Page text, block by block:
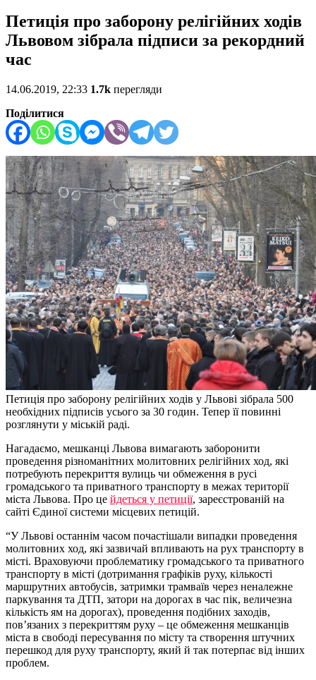
Петиція про заборону релігійних ходів
Львовом зібрала підписи за рекордний
час
14.06.2019, 22:33 1.7k перегляди
Поділитися
Петиція про заборону релігійних ходів у Львові зібрала 500
необхідних підписів усього за 30 годин. Тепер її повинні
розглянути у міській раді.
Нагадаємо, мешканці Львова вимагають заборонити
проведення різноманітних молитовних релігійних ход, які
потребують перекриття вулиць чи обмеження в русі
громадського та приватного транспорту в межах території
міста Львова. Про це йдеться у петиції, зареєстрованій на
сайті Єдиної системи місцевих петицій.
“У Львові останнім часом почастішали випадки проведення
молитовних ход, які зазвичай впливають на рух транспорту в
місті. Враховуючи проблематику громадського та приватного
транспорту в місті (дотримання графіків руху, кількості
маршрутних автобусів, затримки трамваїв через неналежне
паркування та ДТП, затори на дорогах в час пік, величезна
кількість ям на дорогах), проведення подібних заходів,
пов’язаних з перекриттям руху – це обмеження мешканців
міста в свободі пересування по місту та створення штучних
перешкод для руху транспорту, який й так потерпає від інших
проблем.